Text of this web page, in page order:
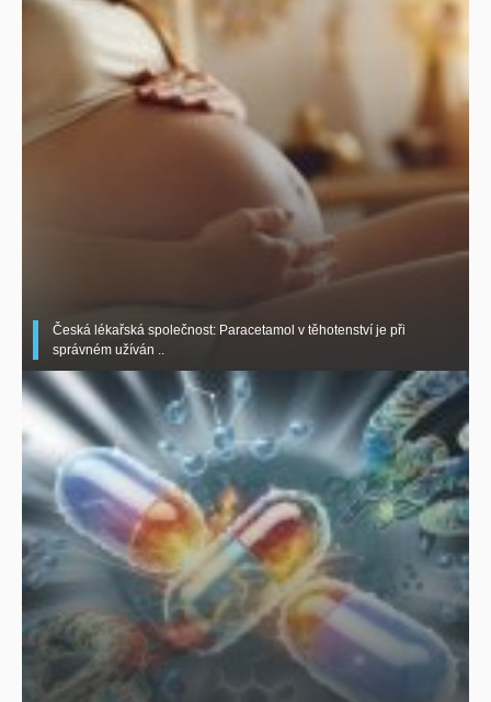
Česká lékařská společnost: Paracetamol v těhotenství je při
správném užíván ..